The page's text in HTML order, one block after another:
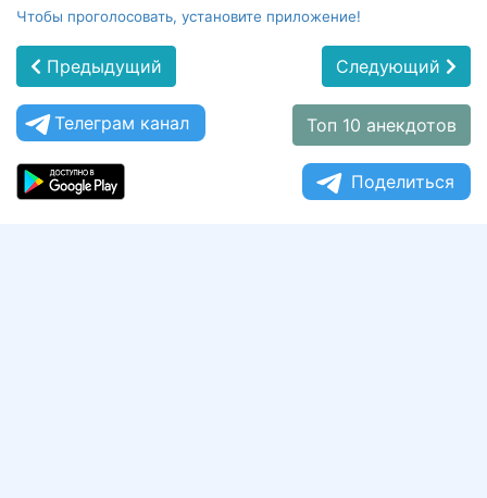
Чтобы проголосовать, установите приложение!
Предыдущий Следующий
Телеграм канал Топ 10 анекдотов
Поделиться